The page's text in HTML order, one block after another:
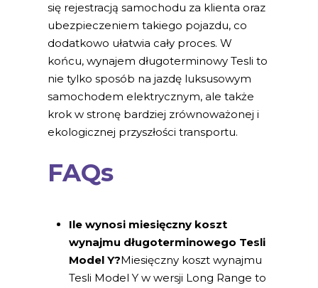
się rejestracją samochodu za klienta oraz
ubezpieczeniem takiego pojazdu, co
dodatkowo ułatwia cały proces. W
końcu, wynajem długoterminowy Tesli to
nie tylko sposób na jazdę luksusowym
samochodem elektrycznym, ale także
krok w stronę bardziej zrównoważonej i
ekologicznej przyszłości transportu.
FAQs
Ile wynosi miesięczny koszt
wynajmu długoterminowego Tesli
Model Y?Miesięczny koszt wynajmu
Tesli Model Y w wersji Long Range to